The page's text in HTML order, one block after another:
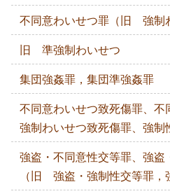
不同意わいせつ罪（旧 強制
旧 準強制わいせつ
集団強姦罪，集団準強姦罪
不同意わいせつ致死傷罪、
強制わいせつ致死傷罪、強制
強盗・不同意性交等罪、強
（旧 強盗・強制性交等罪，